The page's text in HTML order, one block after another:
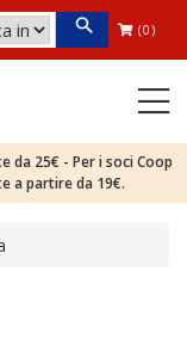
(0)
da 25€ - Per i soci Coop
a partire da 19€.